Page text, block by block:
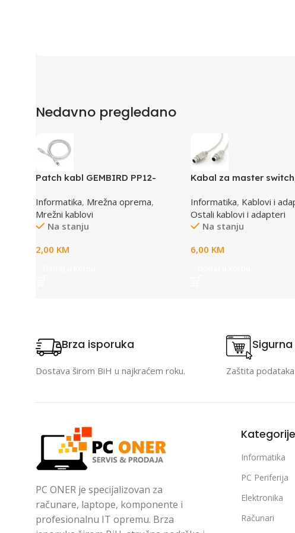
Nedavno pregledano
Patch kabl GEMBIRD PP12-
Informatika, Mrežna oprema,
Mrežni kablovi
Na stanju
2,00 KM
Kabal za master
GEMBIRD
Informatika, Kablovi i
Ostali kablovi i adapteri
Na stanju
6,00 KM
Brza isporuka
Dostava širom BiH u najkraćem roku. Zaštita
PC ONER je specijalizovan za
računare, laptope, komponente i
profesionalnu IT opremu. Brza
Kategorije
Informatika
PC Periferija
Elektronika
Računari